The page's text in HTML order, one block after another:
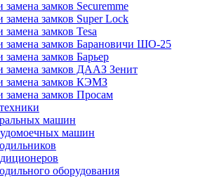
замена замков Securemme
замена замков Super Lock
замена замков Tesa
замена замков Барановичи ШО-25
замена замков Барьер
замена замков ДААЗ Зенит
замена замков КЭМЗ
замена замков Просам
машин
машин
оборудования